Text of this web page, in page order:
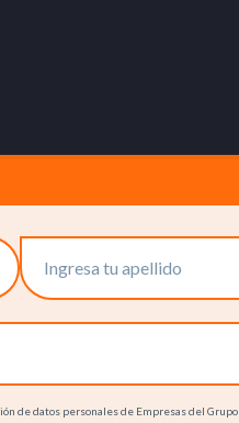
de datos personales de Empresas del Grupo